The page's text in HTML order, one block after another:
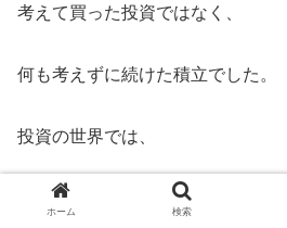
考えて買った投資ではなく、
何も考えずに続けた積立でした。
投資の世界では、
頭の良さより継続力。
ホーム 検索